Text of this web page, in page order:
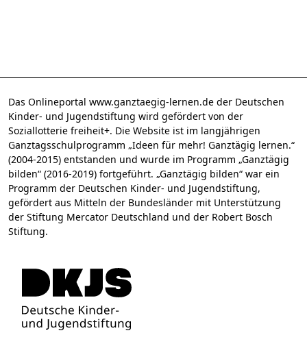
Das Onlineportal www.ganztaegig-lernen.de der Deutschen
Kinder- und Jugendstiftung wird gefördert von der
Soziallotterie freiheit+. Die Website ist im langjährigen
Ganztagsschulprogramm „Ideen für mehr! Ganztägig lernen.“
(2004-2015) entstanden und wurde im Programm „Ganztägig
bilden“ (2016-2019) fortgeführt. „Ganztägig bilden“ war ein
Programm der Deutschen Kinder- und Jugendstiftung,
gefördert aus Mitteln der Bundesländer mit Unterstützung
der Stiftung Mercator Deutschland und der Robert Bosch
Stiftung.